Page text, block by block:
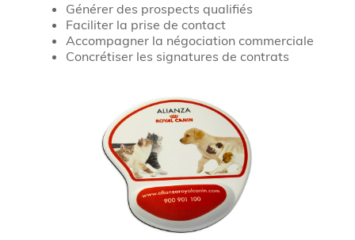
Générer des prospects qualifiés
Faciliter la prise de contact
Accompagner la négociation commerciale
Concrétiser les signatures de contrats